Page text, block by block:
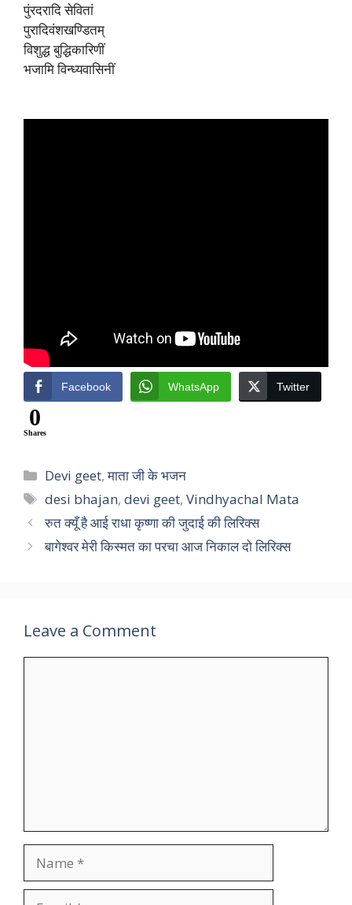
पुंरदरादि सेवितां
पुरादिवंशखण्डितम्‌
विशुद्ध बुद्धिकारिणीं
भजामि विन्ध्यवासिनीं
Facebook WhatsApp Twitter
0
Shares
Categories
Devi geet,माता जी के भजन
Tags
desi bhajan,devi geet,Vindhyachal Mata
रुत क्यूँ है आई राधा कृष्णा की जुदाई की लिरिक्स
बागेश्वर मेरी किस्मत का परचा आज निकाल दो लिरिक्स
Leave a Comment